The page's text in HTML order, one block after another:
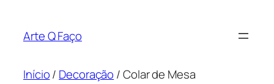
Arte Q Faço
Início/ Decoração / Colar de Mesa